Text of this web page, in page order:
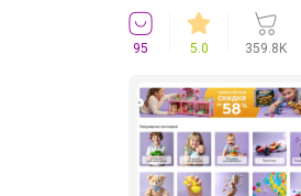
95 5.0 359.8K